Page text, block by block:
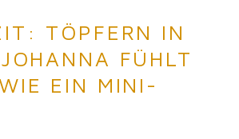
TÖPFERN IN
FÜHLT
EIN MINI-